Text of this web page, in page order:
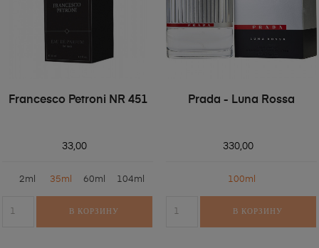
Francesco Petroni NR 451
33,00
2ml 35ml 60ml 104ml
В КОРЗИНУ
Prada - Luna Rossa
330,00
100ml
В КОРЗИНУ